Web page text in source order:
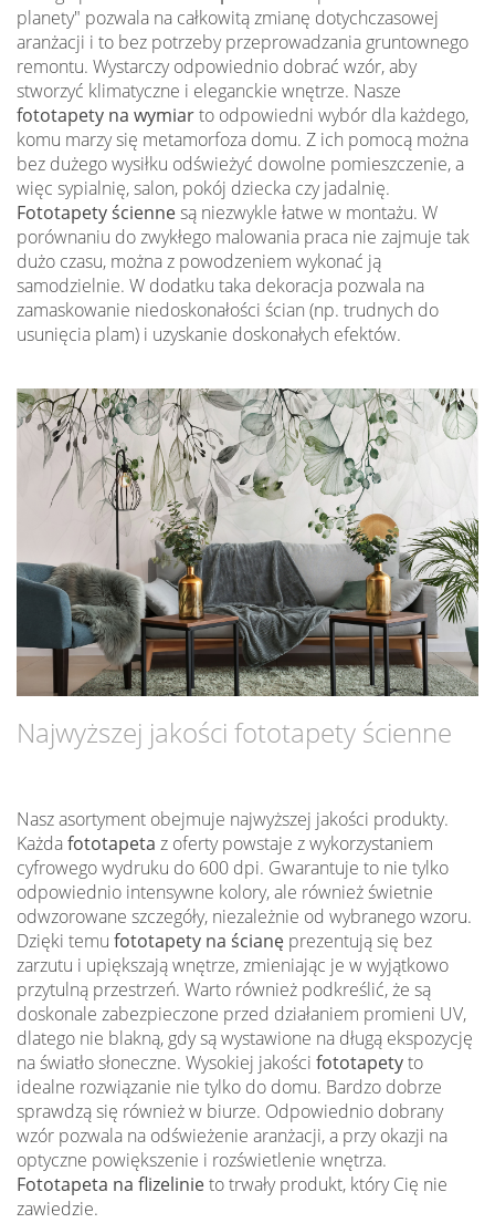
planety" pozwala na całkowitą zmianę dotychczasowej
aranżacji i to bez potrzeby przeprowadzania gruntownego
remontu. Wystarczy odpowiednio dobrać wzór, aby
stworzyć klimatyczne i eleganckie wnętrze. Nasze
fototapety na wymiarto odpowiedni wybór dla każdego,
komu marzy się metamorfoza domu. Z ich pomocą można
bez dużego wysiłku odświeżyć dowolne pomieszczenie, a
więc sypialnię, salon, pokój dziecka czy jadalnię.
Fototapety ściennesą niezwykle łatwe w montażu. W
porównaniu do zwykłego malowania praca nie zajmuje tak
dużo czasu, można z powodzeniem wykonać ją
samodzielnie. W dodatku taka dekoracja pozwala na
zamaskowanie niedoskonałości ścian (np. trudnych do
usunięcia plam) i uzyskanie doskonałych efektów.
Najwyższej jakości fototapety ścienne
Nasz asortyment obejmuje najwyższej jakości produkty.
Każdafototapeta z oferty powstaje z wykorzystaniem
cyfrowego wydruku do 600 dpi. Gwarantuje to nie tylko
odpowiednio intensywne kolory, ale również świetnie
odwzorowane szczegóły, niezależnie od wybranego wzoru.
Dzięki temu fototapety na ścianę prezentują się bez
zarzutu i upiększają wnętrze, zmieniając je w wyjątkowo
przytulną przestrzeń. Warto również podkreślić, że są
doskonale zabezpieczone przed działaniem promieni UV,
dlatego nie blakną, gdy są wystawione na długą ekspozycję
na światło słoneczne. Wysokiej jakości fototapetyto
idealne rozwiązanie nie tylko do domu. Bardzo dobrze
sprawdzą się również w biurze. Odpowiednio dobrany
wzór pozwala na odświeżenie aranżacji, a przy okazji na
optyczne powiększenie i rozświetlenie wnętrza.
Fototapeta na flizelinieto trwały produkt, który Cię nie
zawiedzie.